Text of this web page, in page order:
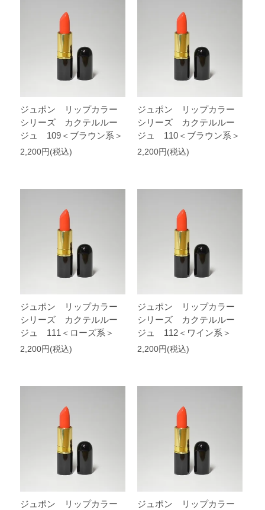
ジュポン リップカラー
シリーズ カクテルルー
ジュ 109＜ブラウン系＞
2,200円(税込)
ジュポン リップカラー
シリーズ カクテルルー
ジュ 110＜ブラウン系＞
2,200円(税込)
ジュポン リップカラー
シリーズ カクテルルー
ジュ 111＜ローズ系＞
2,200円(税込)
ジュポン リップカラー
シリーズ カクテルルー
ジュ 112＜ワイン系＞
2,200円(税込)
ジュポン リップカラー ジュポン リップカラー